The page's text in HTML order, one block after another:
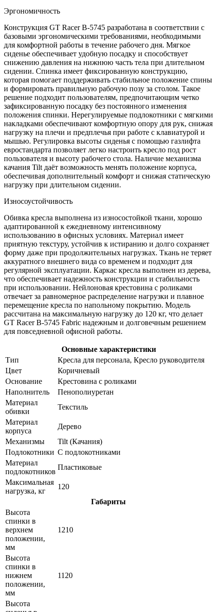
Эргономичность
Конструкция GT Racer B-5745 разработана в соответствии с
базовыми эргономическими требованиями, необходимыми
для комфортной работы в течение рабочего дня. Мягкое
сиденье обеспечивает удобную посадку и способствует
снижению давления на нижнюю часть тела при длительном
сидении. Спинка имеет фиксированную конструкцию,
которая помогает поддерживать стабильное положение спины
и формировать правильную рабочую позу за столом. Такое
решение подходит пользователям, предпочитающим четко
зафиксированную посадку без постоянного изменения
положения спинки. Нерегулируемые подлокотники с мягкими
накладками обеспечивают комфортную опору для рук, снижая
нагрузку на плечи и предплечья при работе с клавиатурой и
мышью. Регулировка высоты сиденья с помощью газлифта
евростандарта позволяет легко настроить кресло под рост
пользователя и высоту рабочего стола. Наличие механизма
качания Tilt даёт возможность менять положение корпуса,
обеспечивая дополнительный комфорт и снижая статическую
нагрузку при длительном сидении.
Износоустойчивость
Обивка кресла выполнена из износостойкой ткани, хорошо
адаптированной к ежедневному интенсивному
использованию в офисных условиях. Материал имеет
приятную текстуру, устойчив к истиранию и долго сохраняет
форму даже при продолжительных нагрузках. Ткань не теряет
аккуратного внешнего вида со временем и подходит для
регулярной эксплуатации. Каркас кресла выполнен из дерева,
что обеспечивает надежность конструкции и стабильность
при использовании. Нейлоновая крестовина с роликами
отвечает за равномерное распределение нагрузки и плавное
перемещение кресла по напольному покрытию. Модель
рассчитана на максимальную нагрузку до 120 кг, что делает
GT Racer B-5745 Fabric надежным и долговечным решением
для повседневной офисной работы.
Основные характеристики
Тип
Кресла для персонала, Кресло руководителя
Цвет
Коричневый
Основание
Крестовина с роликами
Наполнитель
Пенополиуретан
Материал
обивки
Текстиль
Материал
корпуса
Дерево
Механизмы
Tilt (Качания)
Подлокотники С подлокотниками
Материал
подлокотников
Пластиковые
Максимальная
нагрузка, кг
120
Габариты
Высота
спинки в
верхнем
положении,
мм
1210
Высота
спинки в
нижнем
положении,
мм
1120
Высота